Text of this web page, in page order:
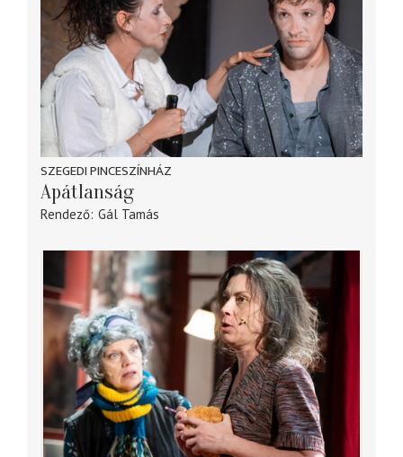
SZEGEDI PINCESZÍNHÁZ
Apátlanság
Rendező Gál Tamás